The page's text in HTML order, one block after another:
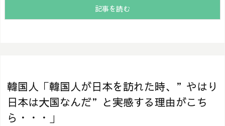
記事を読む
韓国人「韓国人が日本を訪れた時、”やはり
日本は大国なんだ”と実感する理由がこち
ら・・・」